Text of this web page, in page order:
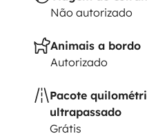
Não autorizado
Animais a bordo
Autorizado
Pacote
ultrapassado
Grátis